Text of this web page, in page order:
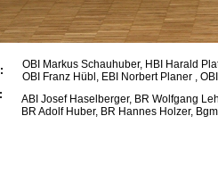
OBI Markus Schauhuber, HBI Harald
OBI Franz Hübl, EBI Norbert Planer ,
ABI Josef Haselberger, BR Wolfgang
BR Adolf Huber, BR Hannes Holzer,